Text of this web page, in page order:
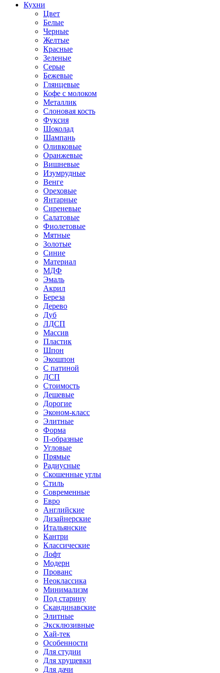
Кухни
Цвет
Белые
Черные
Желтые
Красные
Зеленые
Серые
Бежевые
Глянцевые
Кофе с молоком
Металлик
Слоновая кость
Фуксия
Шоколад
Шампань
Оливковые
Оранжевые
Вишневые
Изумрудные
Венге
Ореховые
Янтарные
Сиреневые
Салатовые
Фиолетовые
Мятные
Золотые
Синие
Материал
МДФ
Эмаль
Акрил
Береза
Дерево
Дуб
ЛДСП
Массив
Пластик
Шпон
Экошпон
С патиной
ДСП
Стоимость
Дешевые
Дорогие
Эконом-класс
Элитные
Форма
П-образные
Угловые
Прямые
Радиусные
Скошенные углы
Стиль
Современные
Евро
Английские
Дизайнерские
Итальянские
Кантри
Классические
Лофт
Модерн
Прованс
Неоклассика
Минимализм
Под старину
Скандинавские
Элитные
Эксклюзивные
Хай-тек
Особенности
Для студии
Для хрущевки
Для дачи